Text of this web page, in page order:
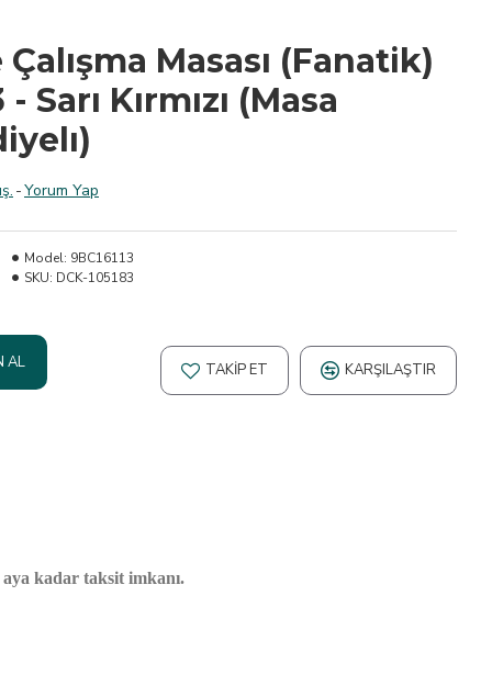
Masası (Fanatik)
Sarı Kırmızı (Masa
-Yorum Yap
Model: 9BC16113
SKU: DCK-105183
AL TAKIP ET KARŞILAŞTIR
kadar taksit imkanı.